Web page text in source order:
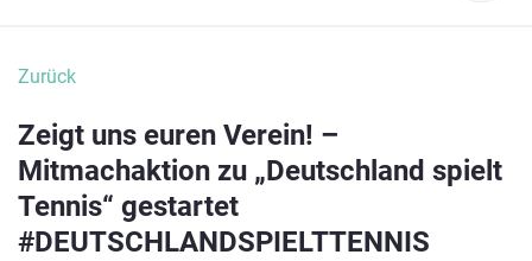
Zurück
Zeigt uns euren Verein! –
Mitmachaktion zu „Deutschland spielt
Tennis“ gestartet
#DEUTSCHLANDSPIELTTENNIS